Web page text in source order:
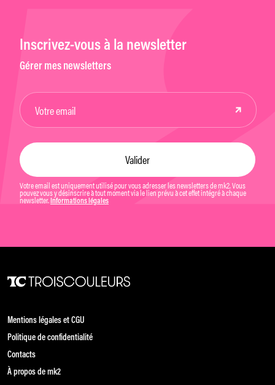
Inscrivez-vous à la newsletter
Gérer mes newsletters
Votre email est uniquement utilisé pour vous adresser les newsletters de mk2. Vous
pouvez vous y désinscrire à tout moment via le lien prévu à cet effet intégré à chaque
newsletter. Informations légales
Mentions légales et CGU
Politique de confidentialité
Contacts
À propos de mk2